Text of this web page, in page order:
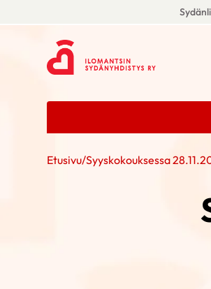
Etusivu/Syyskokouksessa